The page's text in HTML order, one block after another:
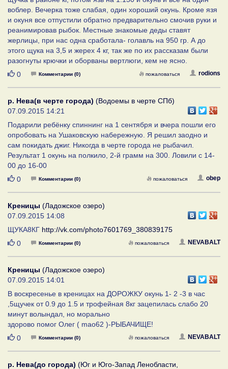
воблер. Вечерка тоже слабая, один хороший окунь. Кроме язя
и окуня все отпустили обратно предварительно смочив руки и
реанимировав рыбок. Местные знакомые деды ставят
жерлицы, при нас одна сработала- голавль на 950 гр. А до
этого щука на 3,5 и жерех 4 кг, так же по их рассказам были
разогнуты крючки и оборваны вертлюги, кем не ясно.
Нравится
0 Комментарии (0) rodions
пожаловаться
р. Нева(в черте города) (Водоемы в черте СПб)
07.09.2015 14:21
Подарили ребёнку спиннинг на 1 сентября и вчера пошли его
опробовать на Ушаковскую набережную. Я решил заодно и
сам покидать джиг. Никогда в черте города не рыбачил.
Результат 1 окунь на полкило, 2-й грамм на 300. Ловили с 14-
00 до 16-00
Нравится
0 Комментарии (0) obep
пожаловаться
Креницы (Ладожское озеро)
07.09.2015 14:08
ЩУКА8КГ http://vk.com/photo7601769_380839175
Нравится
0 Комментарии (0) NEVABALT
пожаловаться
Креницы (Ладожское озеро)
07.09.2015 14:01
В воскресенье в креницах на ДОРОЖКУ окунь 1- 2 -3 в час
,5щучек от 0.9 до 1.5 и трофейная 8кг зацепилась слабо 20
минут волындал, но морально
здорово помог Олег ( mao62 )-РЫБАЧИЩЕ!
Нравится
0 Комментарии (0) NEVABALT
пожаловаться
р. Нева(до города) (Юг и Юго-Запад Ленобласти,